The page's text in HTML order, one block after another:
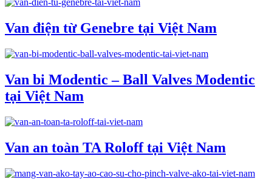
Van điện từ Genebre tại Việt Nam
Van bi Modentic – Ball Valves Modentic
tại Việt Nam
Van an toàn TA Roloff tại Việt Nam